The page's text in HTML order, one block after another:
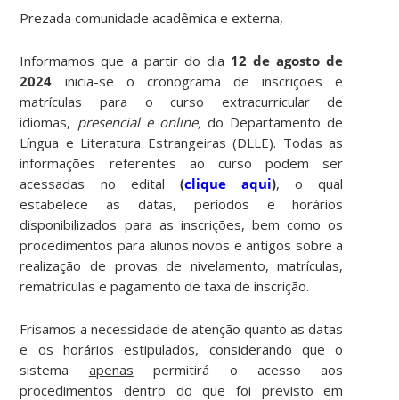
Prezada comunidade acadêmica e externa,
Informamos que a partir do dia 12 de agosto de
2024 inicia-se o cronograma de inscrições e
matrículas para o curso extracurricular de
idiomas, presencial e online, do Departamento de
Língua e Literatura Estrangeiras (DLLE). Todas as
informações referentes ao curso podem ser
acessadas no edital (clique aqui), o qual
estabelece as datas, períodos e horários
disponibilizados para as inscrições, bem como os
procedimentos para alunos novos e antigos sobre a
realização de provas de nivelamento, matrículas,
rematrículas e pagamento de taxa de inscrição.
Frisamos a necessidade de atenção quanto as datas
e os horários estipulados, considerando que o
sistema apenas permitirá o acesso aos
procedimentos dentro do que foi previsto em